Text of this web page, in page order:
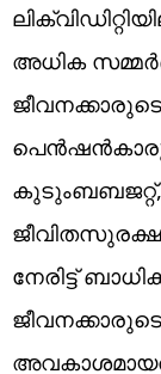
അധിക
കുടുംബബജറ്റ്,
നേരിട്ട്